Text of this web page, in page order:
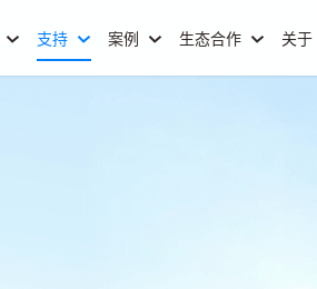
支持 案例 生态合作 关于